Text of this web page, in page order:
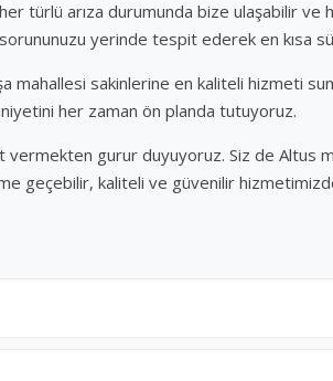
türlü arıza durumunda bize ulaşabilir ve
yerinde tespit ederek en kısa
mahallesi sakinlerine en kaliteli hizmeti
her zaman ön planda tutuyoruz.
gurur duyuyoruz. Siz de Altus
geçebilir, kaliteli ve güvenilir